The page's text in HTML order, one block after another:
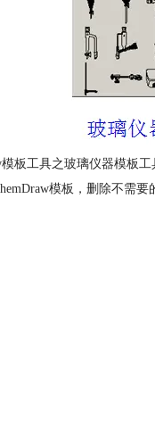
模板工具之玻璃仪器模板工
模板，删除不需